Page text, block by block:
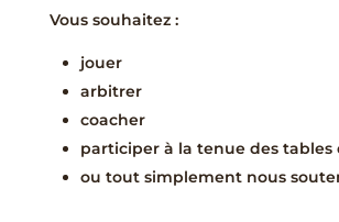
Vous souhaitez :
jouer
arbitrer
coacher
participer à la tenue des tables
ou tout simplement nous